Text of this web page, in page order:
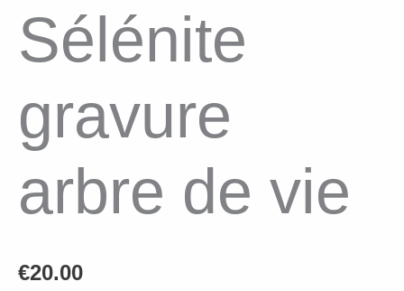
Sélénite
gravure
arbre de vie
€20.00